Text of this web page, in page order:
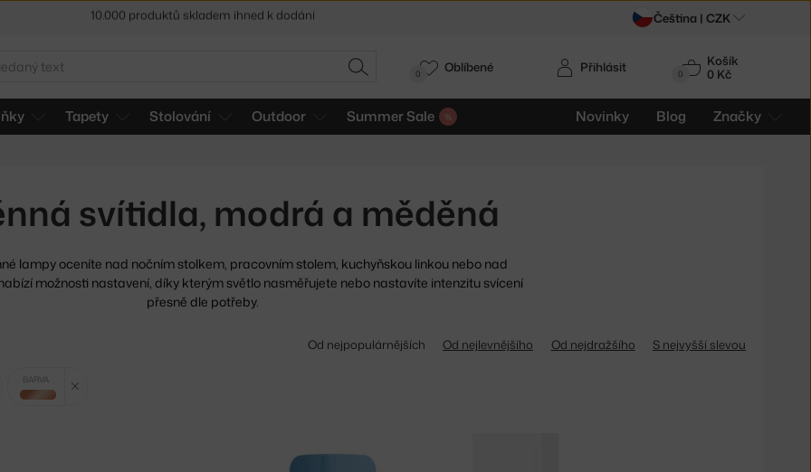
HLEDAT 0
Košík
0 Kč
Tapety Stolování Outdoor Summer Sale Novinky Blog Značky
Přihlásit
0 Oblíbené
svítidla, modrá a měděná
lampy oceníte nad nočním stolkem, pracovním stolem, kuchyňskou linkou nebo nad
možnosti nastavení, díky kterým světlo nasměřujete nebo nastavíte intenzitu svícení
přesně dle potřeby.
Od nejpopulárnějších Od nejlevnějšího Od nejdražšího S nejvyšší slevou
BARVA
měděná
Sleva 5 % pro odběratelenewsletteru Čeština | CZK